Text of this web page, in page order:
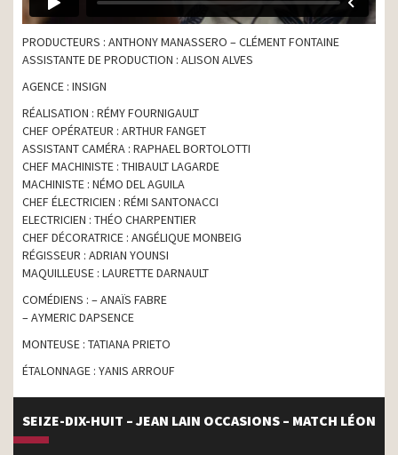
PRODUCTEURS : ANTHONY MANASSERO – CLÉMENT FONTAINE
ASSISTANTE DE PRODUCTION : ALISON ALVES
AGENCE : INSIGN
RÉALISATION : RÉMY FOURNIGAULT
CHEF OPÉRATEUR : ARTHUR FANGET
ASSISTANT CAMÉRA : RAPHAEL BORTOLOTTI
CHEF MACHINISTE : THIBAULT LAGARDE
MACHINISTE : NÉMO DEL AGUILA
CHEF ÉLECTRICIEN : RÉMI SANTONACCI
ELECTRICIEN : THÉO CHARPENTIER
CHEF DÉCORATRICE : ANGÉLIQUE MONBEIG
RÉGISSEUR : ADRIAN YOUNSI
MAQUILLEUSE : LAURETTE DARNAULT
COMÉDIENS : – ANAÏS FABRE
– AYMERIC DAPSENCE
MONTEUSE : TATIANA PRIETO
ÉTALONNAGE : YANIS ARROUF
SEIZE-DIX-HUIT – JEAN LAIN OCCASIONS – MATCH LÉON